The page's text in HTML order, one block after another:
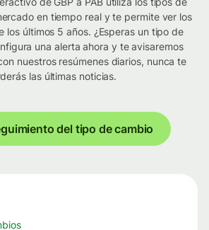
en tiempo real y te permite ver los
los últimos 5 años. ¿Esperas un tipo de
una alerta ahora y te avisaremos
nuestros resúmenes diarios, nunca te
las últimas noticias.
del tipo de cambio